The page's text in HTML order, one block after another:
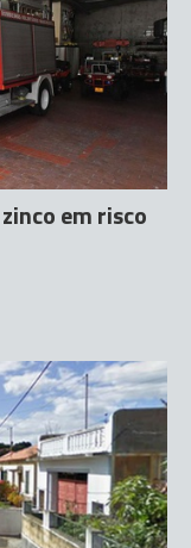
em risco